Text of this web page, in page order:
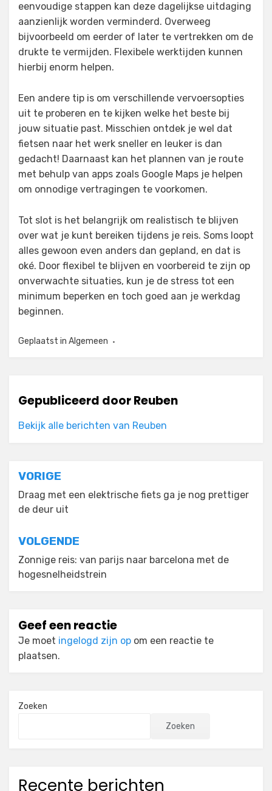
eenvoudige stappen kan deze dagelijkse uitdaging
aanzienlijk worden verminderd. Overweeg
bijvoorbeeld om eerder of later te vertrekken om de
drukte te vermijden. Flexibele werktijden kunnen
hierbij enorm helpen.
Een andere tip is om verschillende vervoersopties
uit te proberen en te kijken welke het beste bij
jouw situatie past. Misschien ontdek je wel dat
fietsen naar het werk sneller en leuker is dan
gedacht! Daarnaast kan het plannen van je route
met behulp van apps zoals Google Maps je helpen
om onnodige vertragingen te voorkomen.
Tot slot is het belangrijk om realistisch te blijven
over wat je kunt bereiken tijdens je reis. Soms loopt
alles gewoon even anders dan gepland, en dat is
oké. Door flexibel te blijven en voorbereid te zijn op
onverwachte situaties, kun je de stress tot een
minimum beperken en toch goed aan je werkdag
beginnen.
Geplaatst in Algemeen
Gepubliceerd doorReuben
Bekijk alle berichten van Reuben
Bericht
navigatie
VORIGE
Draag met een elektrische fiets ga je nog prettiger
de deur uit
VOLGENDE
Zonnige reis: van parijs naar barcelona met de
hogesnelheidstrein
Geef een reactie
Je moet ingelogd zijn op om een reactie te
plaatsen.
Zoeken
Zoeken
Recente berichten